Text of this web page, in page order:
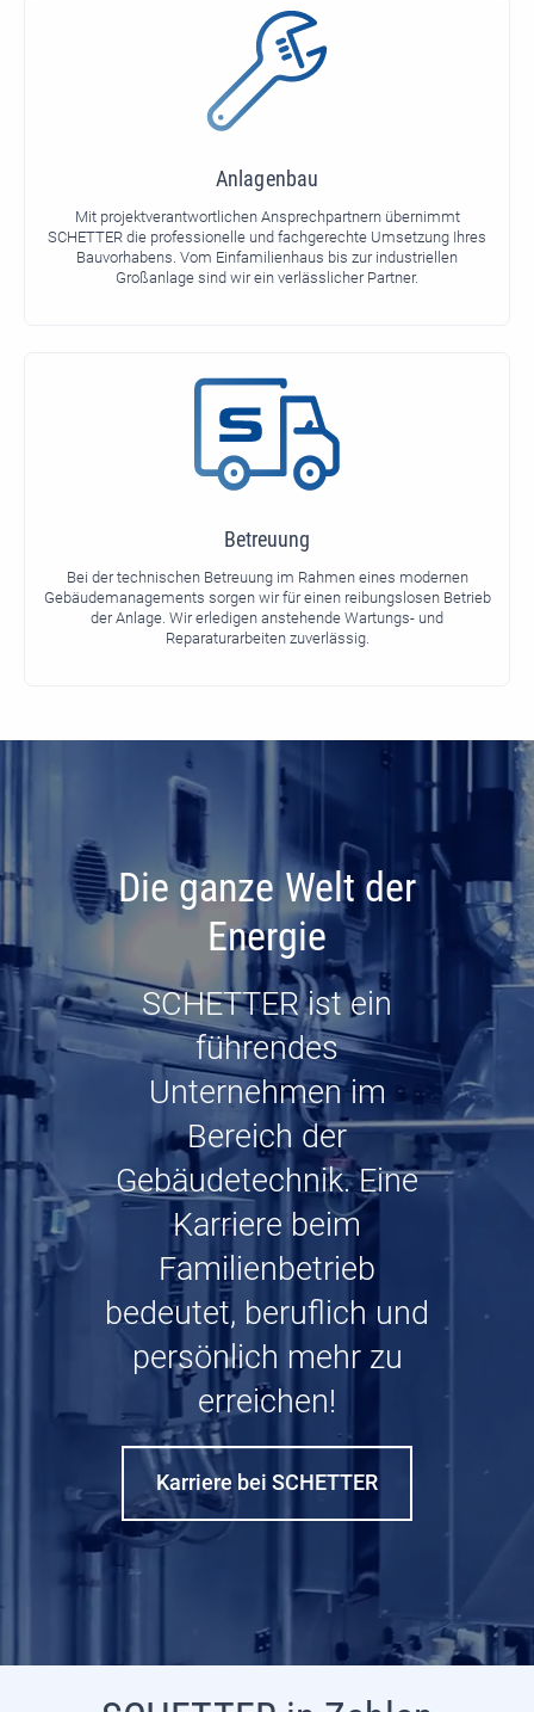
Anlagenbau
Mit projektverantwortlichen Ansprechpartnern übernimmt
SCHETTER die professionelle und fachgerechte Umsetzung Ihres
Bauvorhabens. Vom Einfamilienhaus bis zur industriellen
Großanlage sind wir ein verlässlicher Partner.
Betreuung
Bei der technischen Betreuung im Rahmen eines modernen
Gebäudemanagements sorgen wir für einen reibungslosen Betrieb
der Anlage. Wir erledigen anstehende Wartungs- und
Reparaturarbeiten zuverlässig.
Die ganze Welt der
Energie
SCHETTER ist ein
führendes
Unternehmen im
Bereich der
Gebäudetechnik. Eine
Karriere beim
Familienbetrieb
bedeutet, beruflich und
persönlich mehr zu
erreichen!
Karriere bei SCHETTER